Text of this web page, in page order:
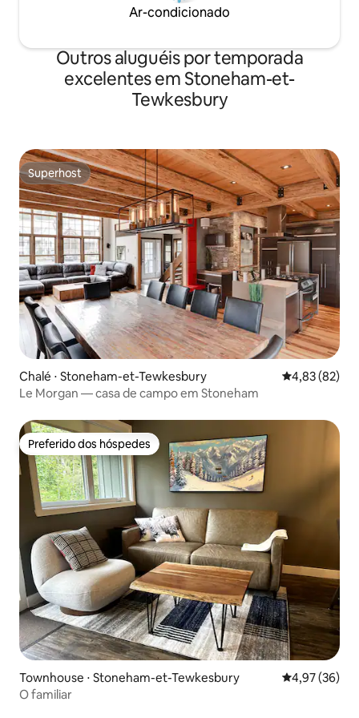
Ar-condicionado
Outros aluguéis por temporada
excelentes em Stoneham-et-
Tewkesbury
Superhost
Superhost
Chalé ⋅ Stoneham-et-Tewkesbury 4,83 de uma
4,83 (82)
Le Morgan — casa de campo em Stoneham
Preferido dos hóspedes
Preferido dos hóspedes
Townhouse ⋅ Stoneham-et-Tewkesbury 4,97 de uma
4,97 (36)
O familiar